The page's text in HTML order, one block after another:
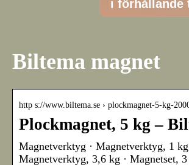
i
Biltema magnet
http s://www.biltema.se › plockmagnet-5-kg-
Plockmagnet, 5 kg –
Magnetverktyg · Magnetverktyg, 1 kg
Magnetverktyg, 3,6 kg · Magnetset, 3